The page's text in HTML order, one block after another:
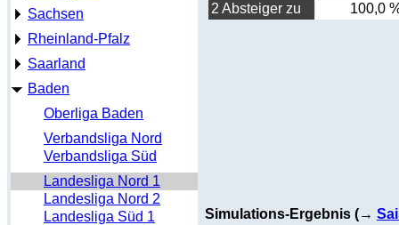
Sachsen
Rheinland-Pfalz
Saarland
Baden
Oberliga Baden
Verbandsliga Nord
Verbandsliga Süd
Landesliga Nord 1
Landesliga Nord 2
Landesliga Süd 1
2 Absteiger zu
100,0
Simulations-Ergebnis (→